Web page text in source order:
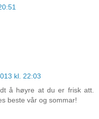
kl. 22:03
å høyre at du er frisk att.
beste vår og sommar!